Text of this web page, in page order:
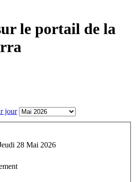
le portail de la
28 Mai 2026